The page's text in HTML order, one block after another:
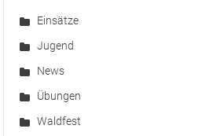
Einsätze
Jugend
News
Übungen
Waldfest